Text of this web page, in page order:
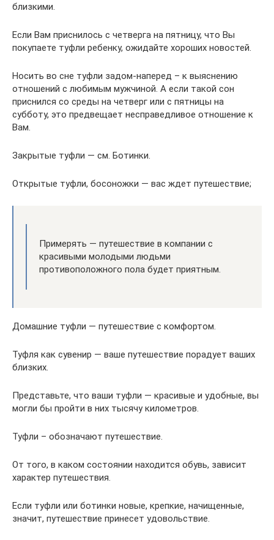
близкими.
Если Вам приснилось с четверга на пятницу, что Вы
покупаете туфли ребенку, ожидайте хороших новостей.
Носить во сне туфли задом-наперед – к выяснению
отношений с любимым мужчиной. А если такой сон
приснился со среды на четверг или с пятницы на
субботу, это предвещает несправедливое отношение к
Вам.
Закрытые туфли — см. Ботинки.
Открытые туфли, босоножки — вас ждет путешествие;
Примерять — путешествие в компании с
красивыми молодыми людьми
противоположного пола будет приятным.
Домашние туфли — путешествие с комфортом.
Туфля как сувенир — ваше путешествие порадует ваших
близких.
Представьте, что ваши туфли — красивые и удобные, вы
могли бы пройти в них тысячу километров.
Туфли – обозначают путешествие.
От того, в каком состоянии находится обувь, зависит
характер путешествия.
Если туфли или ботинки новые, крепкие, начищенные,
значит, путешествие принесет удовольствие.